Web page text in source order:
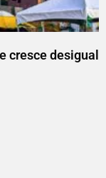
cresce desigual